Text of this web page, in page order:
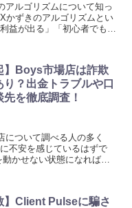
アルゴリズムについて知っ
かずきのアルゴリズムとい
益が出る」「初心者でも簡
】Boys市場店は詐欺
り？出金トラブルや口
先を徹底調査！
ついて調べる人の多く
不安を感じているはずで
かせない状態になれば、
】Client Pulseに騙さ